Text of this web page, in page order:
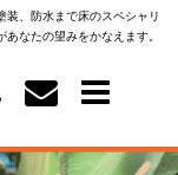
装、防水まで床のスペシャリ
あなたの望みをかなえます。